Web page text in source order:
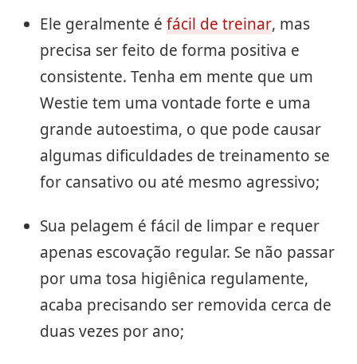
Ele geralmente é fácil de treinar, mas
precisa ser feito de forma positiva e
consistente. Tenha em mente que um
Westie tem uma vontade forte e uma
grande autoestima, o que pode causar
algumas dificuldades de treinamento se
for cansativo ou até mesmo agressivo;
Sua pelagem é fácil de limpar e requer
apenas escovação regular. Se não passar
por uma tosa higiênica regulamente,
acaba precisando ser removida cerca de
duas vezes por ano;